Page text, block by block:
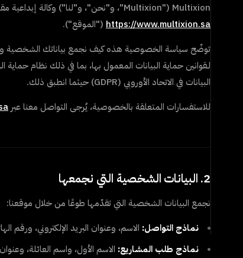
Multixion
("
Multixion"، و"نحن"، و"لنا") وكالة إبداعية
https://www.multixion.sa ("الموقع").
توضّح سياسة الخصوصية هذه كيف نجمع بياناتك الشخصية
لـ
البيانات في الاتحاد الأوروبي (GDPR) حيثما انطبق ذلك
.
للاستفسارات المتعلقة بالخصوصية، يُرجى التواصل معنا عبر
2. البيانات الشخصية التي نجمعها
نجمع البيانات الشخصية التي تقدّمها طوعًا من خلال موقعنا:
نماذج التواصل: الاسم، وعنوان البريد الإلكتروني،
نماذج طلب المشاريع: الاسم الأول، واسم العائلة،